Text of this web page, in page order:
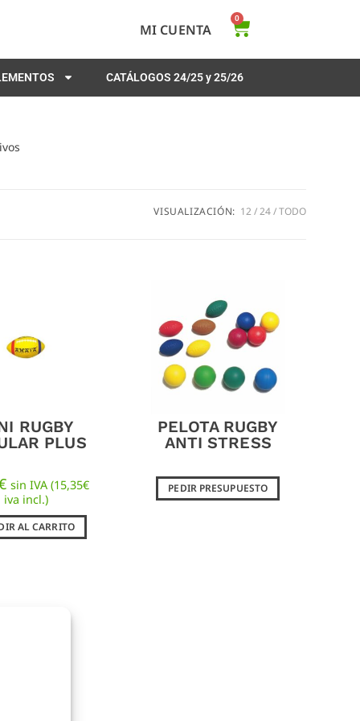
MI CUENTA
0
CATÁLOGOS 24/25 y 25/26
VISUALIZACIÓN: 12 24 TODO
RUGBY
PLUS
sin IVA (15,35€
iva incl.)
AL CARRITO
PELOTA RUGBY
ANTI STRESS
PEDIR PRESUPUESTO